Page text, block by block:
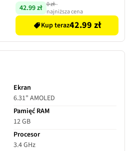
42.99 zł 0 zł-
najniższa cena
Kup teraz42.99 zł
Ekran
6.31" AMOLED
Pamięć RAM
12 GB
Procesor
3.4 GHz